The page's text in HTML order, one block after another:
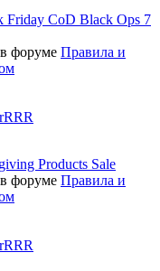
Friday CoD Black Ops 7
форуме Правила и
Products Sale
форуме Правила и